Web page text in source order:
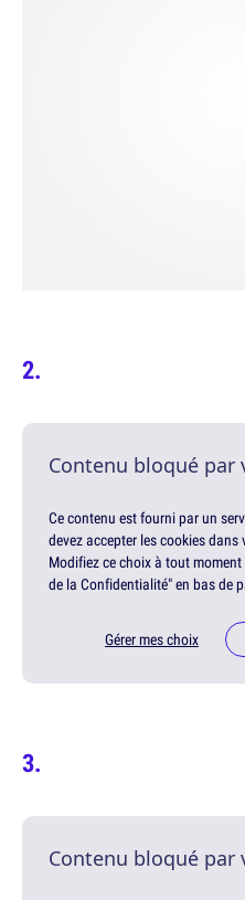
Contenu bloqué par
Ce contenu est fourni par un
devez accepter les cookies
Modifiez ce choix à tout
de la Confidentialité" en bas de
Gérer mes choix
Contenu bloqué par